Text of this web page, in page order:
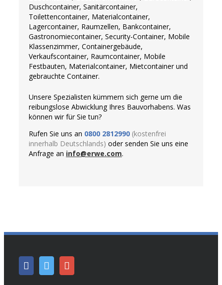
Unsere Spezialisten kümmern sich gerne um die
reibungslose Abwicklung Ihres Bauvorhabens. Was
können wir für Sie tun?
Rufen Sie uns an 0800 2812990 (kostenfrei
innerhalb Deutschlands) oder senden Sie uns eine
Anfrage an info@erwe.com.